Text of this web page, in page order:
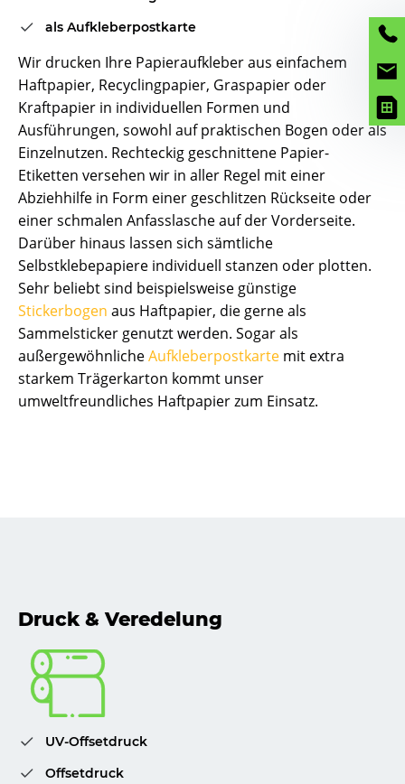
als Aufkleberpostkarte
Wir drucken Ihre Papieraufkleber aus einfachem
Haftpapier, Recyclingpapier, Graspapier oder
Kraftpapier in individuellen Formen und
Ausführungen, sowohl auf praktischen Bogen oder als
Einzelnutzen. Rechteckig geschnittene Papier-
Etiketten versehen wir in aller Regel mit einer
Abziehhilfe in Form einer geschlitzen Rückseite oder
einer schmalen Anfasslasche auf der Vorderseite.
Darüber hinaus lassen sich sämtliche
Selbstklebepapiere individuell stanzen oder plotten.
Sehr beliebt sind beispielsweise günstige
Stickerbogen aus Haftpapier, die gerne als
Sammelsticker genutzt werden. Sogar als
außergewöhnlicheAufkleberpostkarte mit extra
starkem Trägerkarton kommt unser
umweltfreundliches Haftpapier zum Einsatz.
Druck & Veredelung
UV-Offsetdruck
Offsetdruck